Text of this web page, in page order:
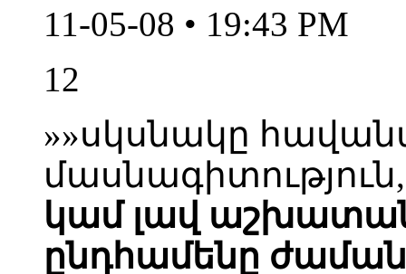
11-05-08 • 19:43 PM
12
»»սկսնակը
կամ լավ
ընդհամենը